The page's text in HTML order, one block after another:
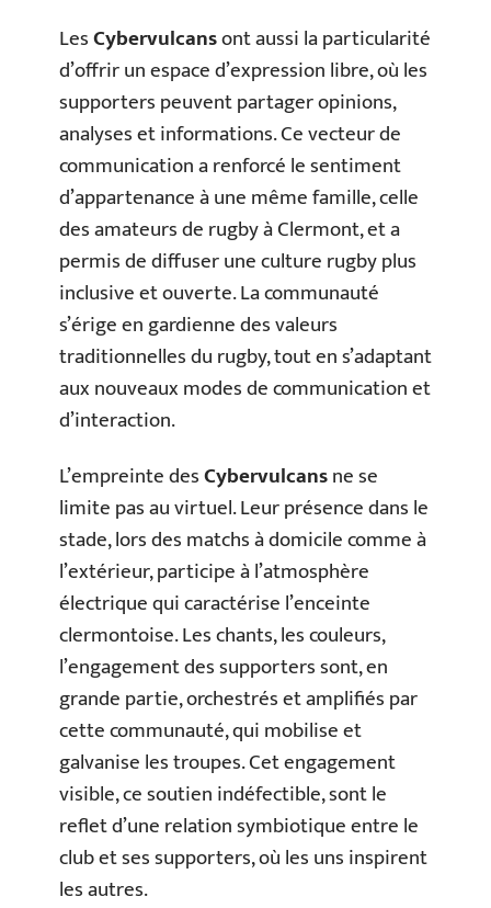
LesCybervulcansont aussi la particularité
d’offrir un espace d’expression libre, où les
supporters peuvent partager opinions,
analyses et informations. Ce vecteur de
communication a renforcé le sentiment
d’appartenance à une même famille, celle
des amateurs de rugby à Clermont, et a
permis de diffuser une culture rugby plus
inclusive et ouverte. La communauté
s’érige en gardienne des valeurs
traditionnelles du rugby, tout en s’adaptant
aux nouveaux modes de communication et
d’interaction.
L’empreinte desCybervulcansne se
limite pas au virtuel. Leur présence dans le
stade, lors des matchs à domicile comme à
l’extérieur, participe à l’atmosphère
électrique qui caractérise l’enceinte
clermontoise. Les chants, les couleurs,
l’engagement des supporters sont, en
grande partie, orchestrés et amplifiés par
cette communauté, qui mobilise et
galvanise les troupes. Cet engagement
visible, ce soutien indéfectible, sont le
reflet d’une relation symbiotique entre le
club et ses supporters, où les uns inspirent
les autres.